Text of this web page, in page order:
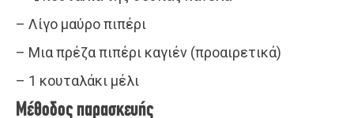
– Λίγο μαύρο πιπέρι
– Μια πρέζα πιπέρι καγιέν (προαιρετικά)
– 1 κουταλάκι μέλι
Μέθοδος παρασκευής